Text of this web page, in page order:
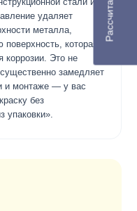
удаляет
металла,
которая
коррозии. Это не
замедляет
и монтаже — у вас
без
упаковки».